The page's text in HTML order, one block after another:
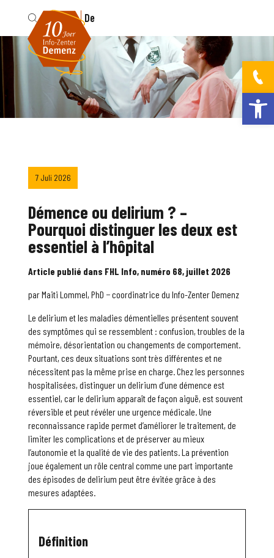
Fr De
7 Juli 2026
Démence ou delirium ? –
Pourquoi distinguer les deux est
essentiel à l’hôpital
Article publié dans FHL Info, numéro 68, juillet 2026
par Maiti Lommel, PhD − coordinatrice du Info-Zenter Demenz
Le delirium et les maladies démentielles présentent souvent
des symptômes qui se ressemblent : confusion, troubles de la
mémoire, désorientation ou changements de comportement.
Pourtant, ces deux situations sont très différentes et ne
nécessitent pas la même prise en charge. Chez les personnes
hospitalisées, distinguer un delirium d’une démence est
essentiel, car le delirium apparaît de façon aiguë, est souvent
réversible et peut révéler une urgence médicale. Une
reconnaissance rapide permet d’améliorer le traitement, de
limiter les complications et de préserver au mieux
l’autonomie et la qualité de vie des patients. La prévention
joue également un rôle central comme une part importante
des épisodes de delirium peut être évitée grâce à des
mesures adaptées.
Définition